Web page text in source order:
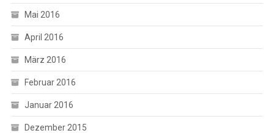
Mai 2016
April 2016
März 2016
Februar 2016
Januar 2016
Dezember 2015